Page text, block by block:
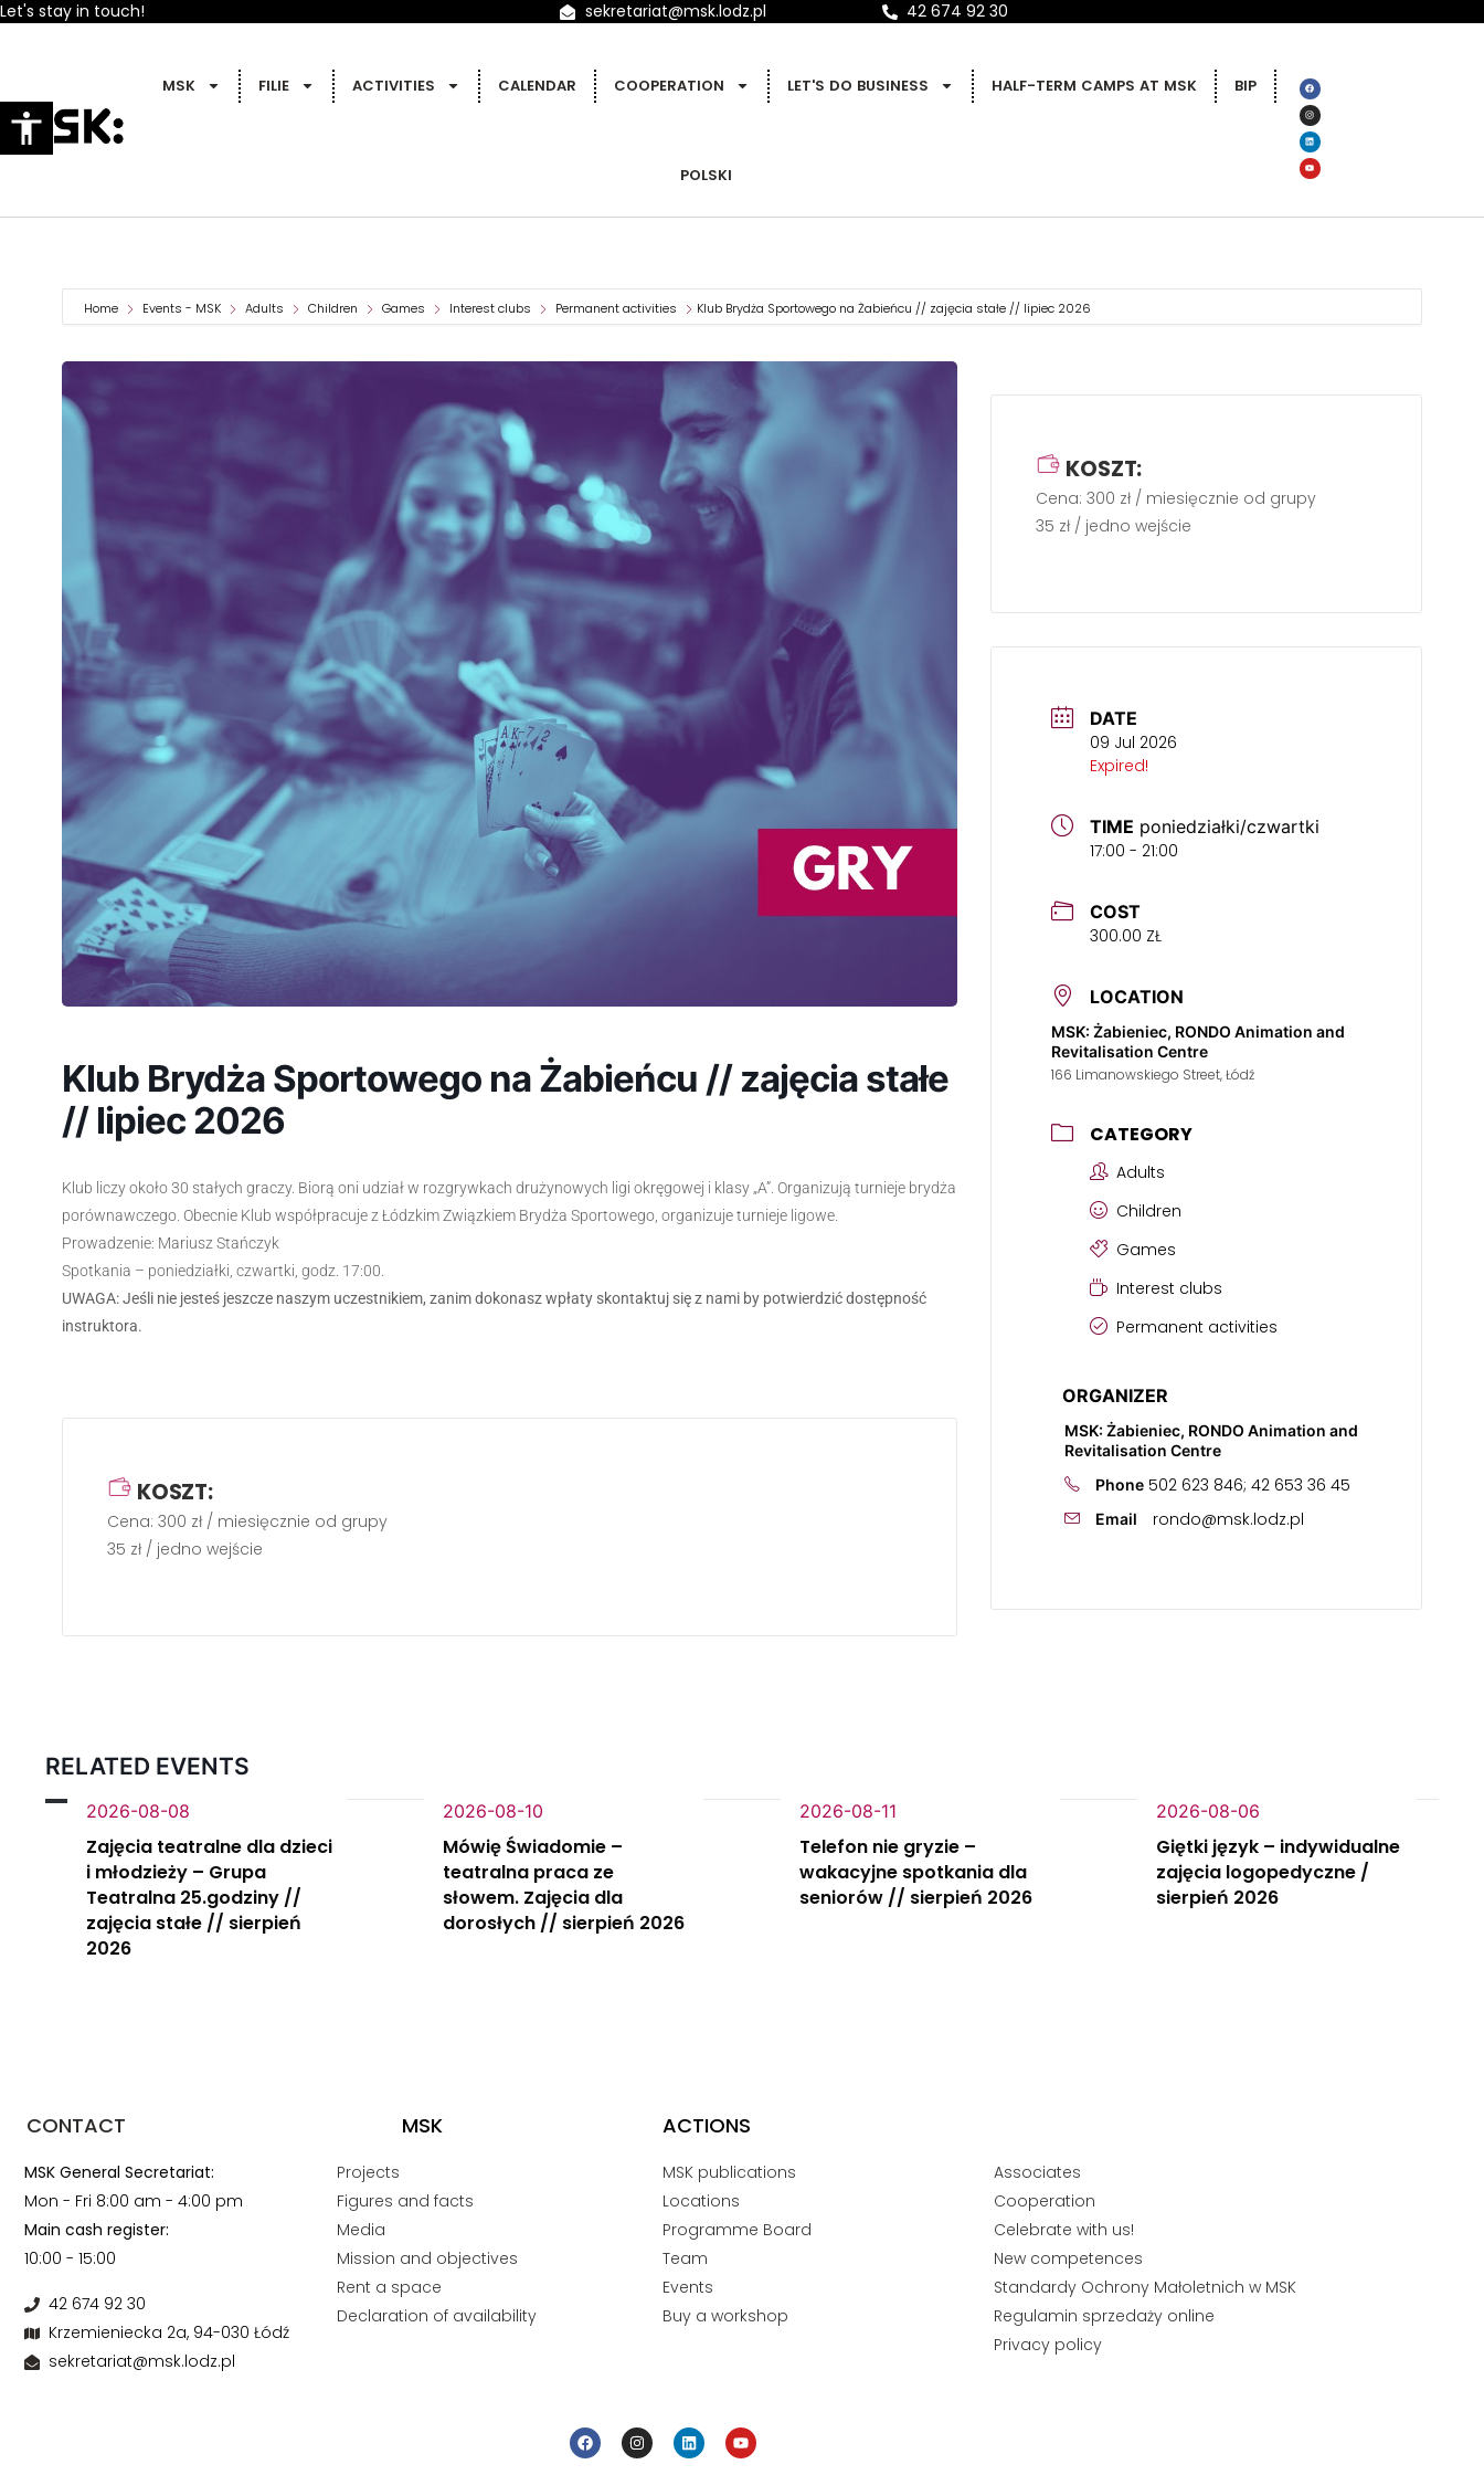
Let's stay in touch! sekretariat@msk.lodz.pl 42 674 92 30
MSK FILIE ACTIVITIES CALENDAR COOPERATION LET'S DO BUSINESS HALF-TERM CAMPS AT MSK BIP
POLSKI
Home Events - MSK Adults Children Games Interest clubs Permanent activities Klub Brydża Sportowego na Żabieńcu // zajęcia stałe // lipiec 2026
Klub Brydża Sportowego na Żabieńcu // zajęcia stałe
// lipiec 2026
Klub liczy około 30 stałych graczy. Biorą oni udział w rozgrywkach drużynowych ligi okręgowej i klasy „A”. Organizują turnieje brydża
porównawczego. Obecnie Klub współpracuje z Łódzkim Związkiem Brydża Sportowego, organizuje turnieje ligowe.
Prowadzenie: Mariusz Stańczyk
Spotkania – poniedziałki, czwartki, godz. 17:00.
UWAGA: Jeśli nie jesteś jeszcze naszym uczestnikiem, zanim dokonasz wpłaty skontaktuj się z nami by potwierdzić dostępność
instruktora.
KOSZT:
Cena: 300 zł / miesięcznie od grupy
35 zł / jedno wejście
DATE
09 Jul 2026
Expired!
TIME poniedziałki/czwartki
17:00 - 21:00
COST
300.00 ZŁ
LOCATION
MSK: Żabieniec, RONDO Animation and
Revitalisation Centre
166 Limanowskiego Street, Łódź
CATEGORY
Adults
Children
Games
Interest clubs
Permanent activities
ORGANIZER
MSK: Żabieniec, RONDO Animation and
Revitalisation Centre
Phone 502 623 846; 42 653 36 45
Email rondo@msk.lodz.pl
KOSZT:
Cena: 300 zł / miesięcznie od grupy
35 zł / jedno wejście
RELATED EVENTS
2026-08-08
Zajęcia teatralne dla dzieci
i młodzieży – Grupa
Teatralna 25.godziny //
zajęcia stałe // sierpień
2026
2026-08-10
Mówię Świadomie –
teatralna praca ze
słowem. Zajęcia dla
dorosłych // sierpień 2026
2026-08-11
Telefon nie gryzie –
wakacyjne spotkania dla
seniorów // sierpień 2026
2026-08-06
Giętki język – indywidualne
zajęcia logopedyczne /
sierpień 2026
CONTACT MSK ACTIONS
MSK General Secretariat:
Mon - Fri 8:00 am - 4:00 pm
Main cash register:
10:00 - 15:00
42 674 92 30
Krzemieniecka 2a, 94-030 Łódź
sekretariat@msk.lodz.pl
Projects
Figures and facts
Media
Mission and objectives
Rent a space
Declaration of availability
MSK publications
Locations
Programme Board
Team
Events
Buy a workshop
Associates
Cooperation
Celebrate with us!
New competences
Standardy Ochrony Małoletnich w MSK
Regulamin sprzedaży online
Privacy policy